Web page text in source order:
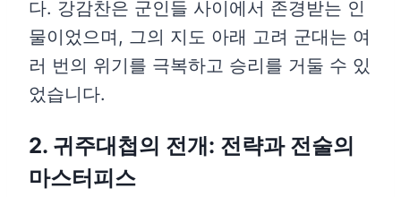
다. 강감찬은 군인들 사이에서 존경받는 인
물이었으며, 그의 지도 아래 고려 군대는 여
러 번의 위기를 극복하고 승리를 거둘 수 있
었습니다.
2. 귀주대첩의 전개: 전략과 전술의
마스터피스